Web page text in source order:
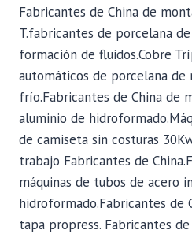
Fabricantes de China de
T.fabricantes de porcelana
formación de fluidos.Cobre
automáticos de porcelana de
frío.Fabricantes de China de
aluminio de
de camiseta sin costuras
trabajo Fabricantes de
máquinas de tubos de acero
hidroformado.Fabricantes de
tapa propress. Fabricantes